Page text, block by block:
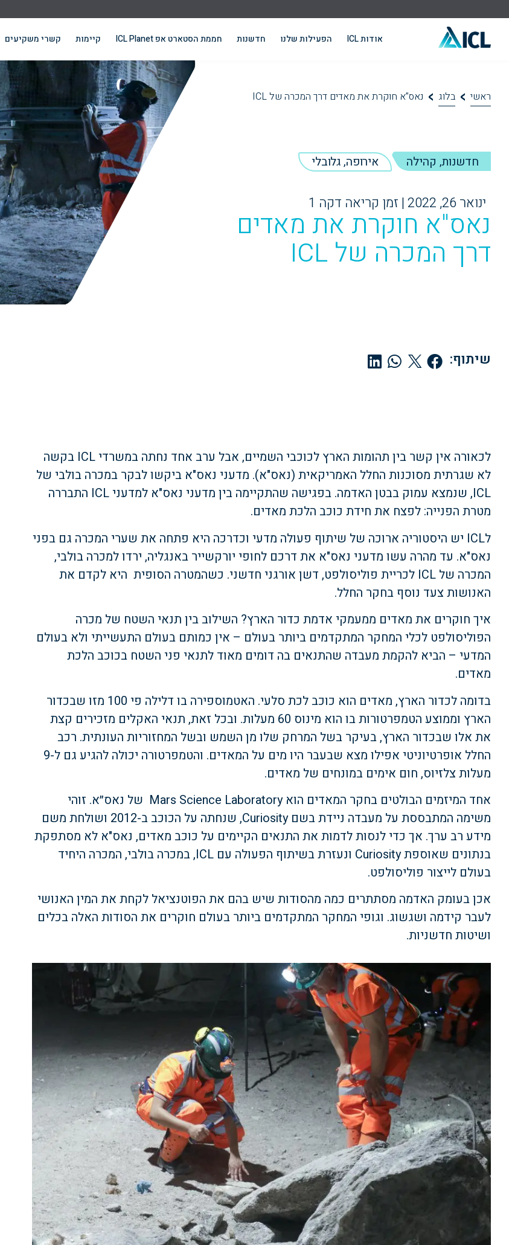
END
אודות ICL הפעילות שלנו חדשנות חממת הסטארט אפ ICL Planet קיימות קשרי משקיעים
ראשי בלוג נאס”א חוקרת את מאדים דרך המכרה של ICL
חדשנות, קהילה אירופה, גלובלי
ינואר 26, 2022 | זמן קריאה דקה 1
נאס"א חוקרת את מאדים
דרך המכרה של ICL
שיתוף:
לכאורה אין קשר בין תהומות הארץ לכוכבי השמיים, אבל ערב אחד נחתה במשרדי ICL בקשה
לא שגרתית מסוכנות החלל האמריקאית (נאס"א). מדעני נאס"א ביקשו לבקר במכרה בולבי של
ICL, שנמצא עמוק בבטן האדמה. בפגישה שהתקיימה בין מדעני נאס"א למדעני ICL התבררה
מטרת הפנייה: לפצח את חידת כוכב הלכת מאדים.
לICL יש היסטוריה ארוכה של שיתוף פעולה מדעי וכדרכה היא פתחה את שערי המכרה גם בפני
נאס"א. עד מהרה עשו מדעני נאס"א את דרכם לחופי יורקשייר באנגליה, ירדו למכרה בולבי,
המכרה של ICL לכריית פוליסולפט, דשן אורגני חדשני. כשהמטרה הסופית היא לקדם את
האנושות צעד נוסף בחקר החלל.
איך חוקרים את מאדים ממעמקי אדמת כדור הארץ? השילוב בין תנאי השטח של מכרה
הפוליסולפט לכלי המחקר המתקדמים ביותר בעולם – אין כמותם בעולם התעשייתי ולא בעולם
המדעי – הביא להקמת מעבדה שהתנאים בה דומים מאוד לתנאי פני השטח בכוכב הלכת
מאדים.
בדומה לכדור הארץ, מאדים הוא כוכב לכת סלעי. האטמוספירה בו דלילה פי 100 מזו שבכדור
הארץ וממוצע הטמפרטורות בו הוא מינוס 60 מעלות. ובכל זאת, תנאי האקלים מזכירים קצת
את אלו שבכדור הארץ, בעיקר בשל המרחק שלו מן השמש ובשל המחזוריות העונתית. רכב
החלל אופרטיוניטי אפילו מצא שבעבר היו מים על המאדים. והטמפרטורה יכולה להגיע גם ל-9
מעלות צלזיוס, חום אימים במונחים של מאדים.
אחד המיזמים הבולטים בחקר המאדים הוא Mars Science Laboratory של נאס״א. זוהי
משימה המתבססת על מעבדה ניידת בשם Curiosity, שנחתה על הכוכב ב-2012 ושולחת משם
מידע רב ערך. אך כדי לנסות לדמות את התנאים הקיימים על כוכב מאדים, נאס"א לא מסתפקת
בנתונים שאוספת Curiosity ונעזרת בשיתוף הפעולה עם ICL, במכרה בולבי, המכרה היחיד
בעולם לייצור פוליסולפט.
אכן בעומק האדמה מסתתרים כמה מהסודות שיש בהם את הפוטנציאל לקחת את המין האנושי
לעבר קידמה ושגשוג. וגופי המחקר המתקדמים ביותר בעולם חוקרים את הסודות האלה בכלים
ושיטות חדשניות.